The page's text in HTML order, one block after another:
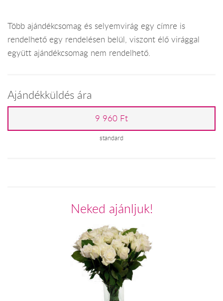
Több ajándékcsomag és selyemvirág egy címre is
rendelhető egy rendelésen belül, viszont élő virággal
együtt ajándékcsomag nem rendelhető.
Ajándékküldés ára
9 960 Ft
standard
Neked ajánljuk!